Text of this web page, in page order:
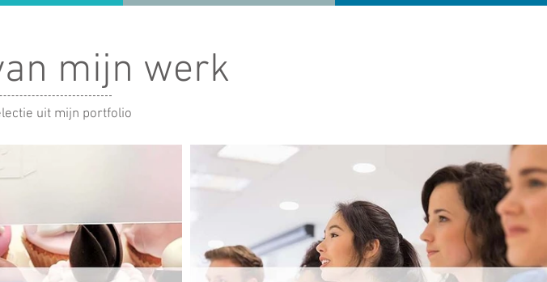
mijn werk
uit mijn portfolio